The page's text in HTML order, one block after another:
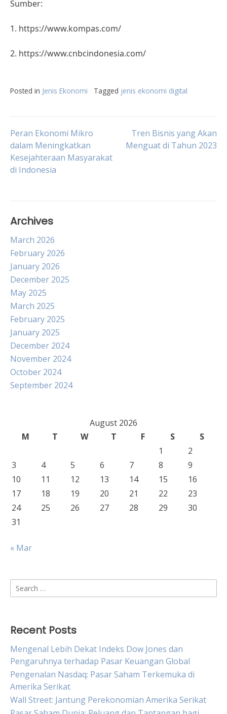
Sumber:
1. https://www.kompas.com/
2. https://www.cnbcindonesia.com/
Posted in Jenis Ekonomi Tagged jenis ekonomi digital
Post
navigation
Peran Ekonomi Mikro
dalam Meningkatkan
Kesejahteraan Masyarakat
di Indonesia
Tren Bisnis yang Akan
Menguat di Tahun 2023
Archives
March 2026
February 2026
January 2026
December 2025
May 2025
March 2025
February 2025
January 2025
December 2024
November 2024
October 2024
September 2024
August 2026
M
T W T F S
S
1
2
3
4 5 6 7 8
9
10
11 12 13 14 15
16
17
18 19 20 21 22
23
24
25 26 27 28 29
30
31
« Mar
Search
for:
Recent Posts
Mengenal Lebih Dekat Indeks Dow Jones dan
Pengaruhnya terhadap Pasar Keuangan Global
Pengenalan Nasdaq: Pasar Saham Terkemuka di
Amerika Serikat
Wall Street: Jantung Perekonomian Amerika Serikat